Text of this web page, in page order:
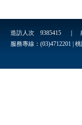
造訪人次 9385415 ｜
服務專線：(03)4712201 |